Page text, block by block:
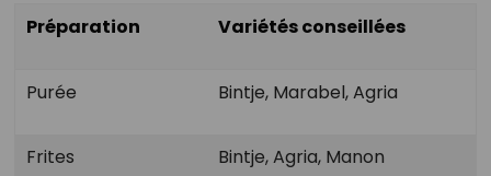
Préparation Variétés conseillées
Purée Bintje, Marabel, Agria
Frites Bintje, Agria, Manon